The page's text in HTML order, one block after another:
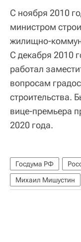
С ноября 2010
министром
жилищно-
С декабря 2010
работал
вопросам
строительства.
вице-премьера
2020 года.
Госдума РФ
Михаил Мишустин